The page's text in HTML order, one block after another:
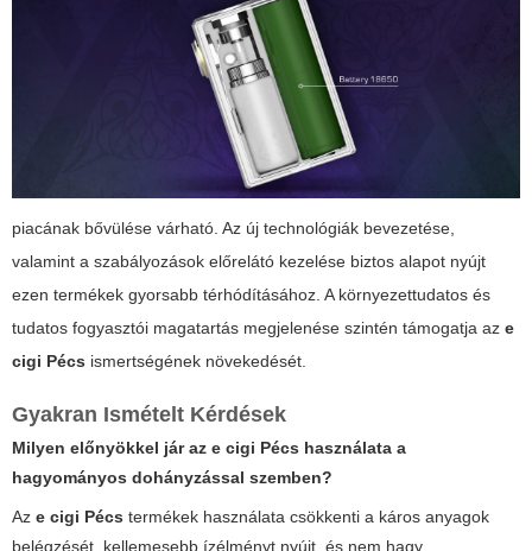
piacának bővülése várható. Az új technológiák bevezetése,
valamint a szabályozások előrelátó kezelése biztos alapot nyújt
ezen termékek gyorsabb térhódításához. A környezettudatos és
tudatos fogyasztói magatartás megjelenése szintén támogatja az e
cigi Pécs ismertségének növekedését.
Gyakran Ismételt Kérdések
Milyen előnyökkel jár az e cigi Pécs használata a
hagyományos dohányzással szemben?
Az e cigi Pécs termékek használata csökkenti a káros anyagok
belégzését, kellemesebb ízélményt nyújt, és nem hagy